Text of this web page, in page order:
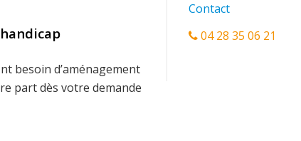
besoin d’aménagement
part dès votre demande
Contact
04 28 35 06 21